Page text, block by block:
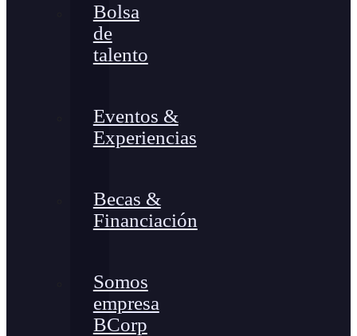
Bolsa
de
talento
Eventos &
Experiencias
Becas &
Financiación
Somos
empresa
BCorp